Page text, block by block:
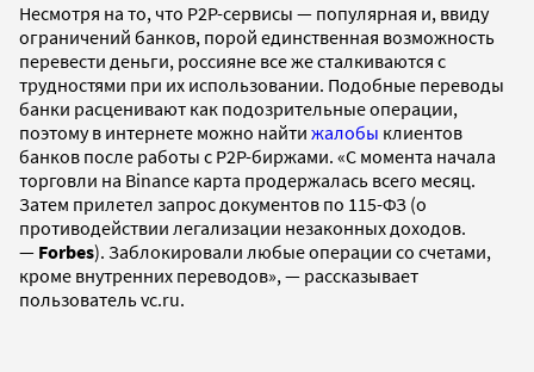
Несмотря на то, что P2P-сервисы — популярная и, ввиду
ограничений банков, порой единственная возможность
перевести деньги, россияне все же сталкиваются с
трудностями при их использовании. Подобные переводы
банки расценивают как подозрительные операции,
поэтому в интернете можно найти жалобы клиентов
банков после работы с P2P-биржами. «С момента начала
торговли на Binance карта продержалась всего месяц.
Затем прилетел запрос документов по 115-ФЗ (о
противодействии легализации незаконных доходов.
— Forbes). Заблокировали любые операции со счетами,
кроме внутренних переводов», — рассказывает
пользователь vc.ru.